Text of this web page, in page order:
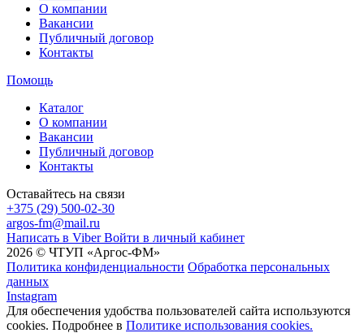
О компании
Вакансии
Публичный договор
Контакты
Помощь
Каталог
О компании
Вакансии
Публичный договор
Контакты
Оставайтесь на связи
+375 (29) 500-02-30
argos-fm@mail.ru
Написать в Viber Войти в личный кабинет
2026 © ЧТУП «Аргос-ФМ»
Политика конфиденциальности Обработка персональных
данных
Instagram
Для обеспечения удобства пользователей сайта используются
cookies. Подробнее в Политике использования cookies.